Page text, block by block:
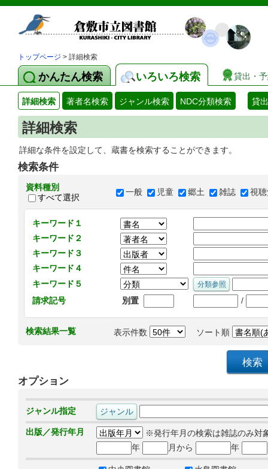
トップページ > 詳細検索
かんたん検索 いろいろ検索 貸出・
詳細検索 著者名検索 ジャンル検索 NDC分類検索 貸
詳細検索
詳細な条件を設定して、蔵書を検索することができます。
検索条件
資料種別
すべて選択
一般 児童 郷土 雑誌 視
キーワード１
キーワード２
キーワード３
キーワード４
キーワード５
請求記号
別置 /
検索結果一覧 表示件数 ソート順
オプション
ジャンル指定
出版／発行年月
※発行年月の検索は雑誌のみ対
年
月から 年